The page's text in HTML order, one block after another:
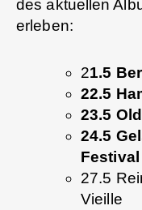
des aktuellen
erleben:
21.5
22.5
23.5
24.5
Festival
27.5
Vieille